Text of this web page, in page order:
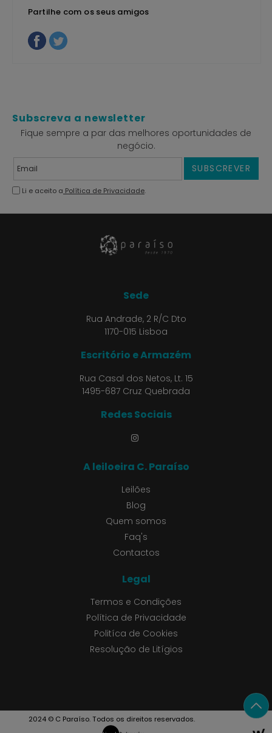
Partilhe com os seus amigos
Subscreva a newsletter
Fique sempre a par das melhores oportunidades de
negócio.
SUBSCREVER
Li e aceito a Política de Privacidade.
Sede
Rua Andrade, 2 R/C Dto
1170-015 Lisboa
Escritório e Armazém
Rua Casal dos Netos, Lt. 15
1495-687 Cruz Quebrada
Redes Sociais
A leiloeira C. Paraíso
Leilões
Blog
Quem somos
Faq's
Contactos
Legal
Termos e Condições
Política de Privacidade
Politíca de Cookies
Resolução de Litígios
2024 © C Paraíso. Todos os direitos reservados.